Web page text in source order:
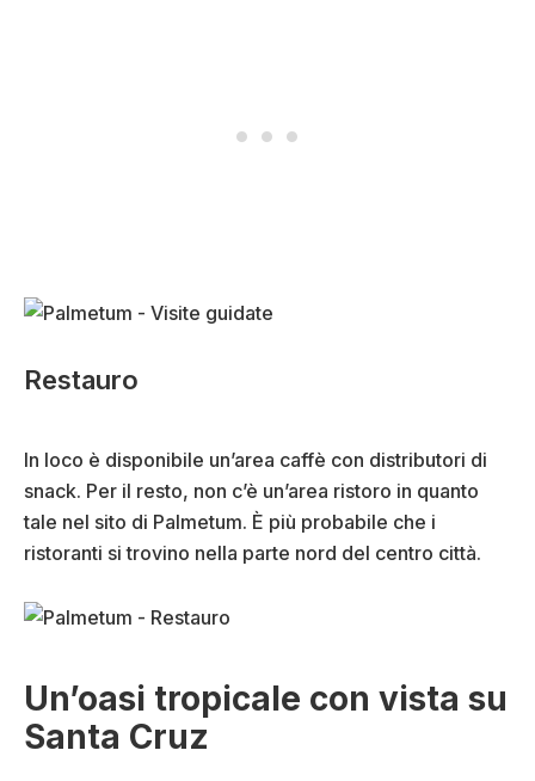
Restauro
In loco è disponibile un’area caffè con distributori di
snack. Per il resto, non c’è un’area ristoro in quanto
tale nel sito di Palmetum. È più probabile che i
ristoranti si trovino nella parte nord del centro città.
Un’oasi tropicale con vista su
Santa Cruz